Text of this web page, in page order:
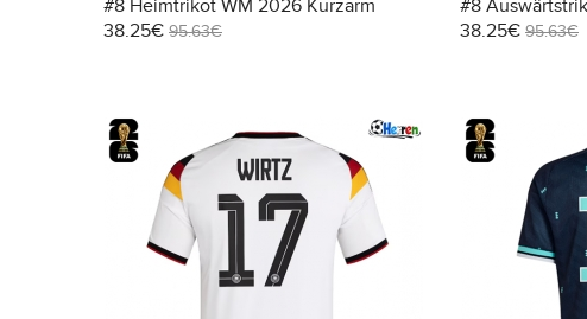
#8 Heimtrikot WM 2026 Kurzarm
38.25€ 95.63€
#8
38.25€ 95.63€